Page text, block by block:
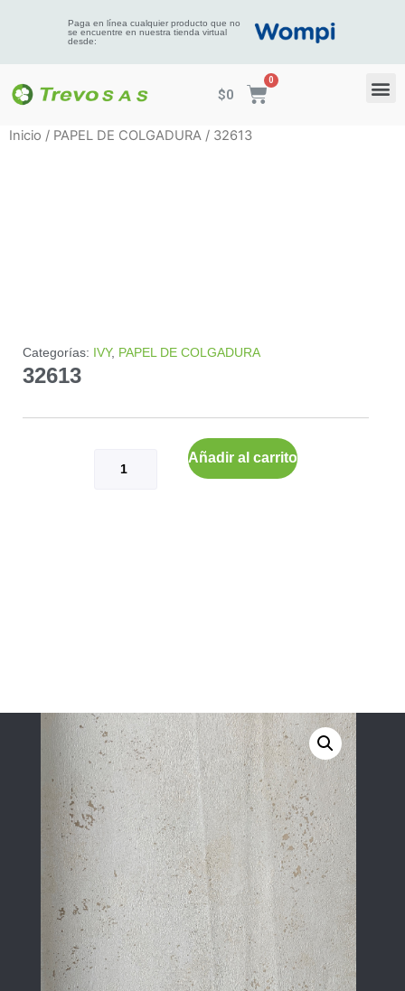
Paga en línea cualquier producto que no
se encuentre en nuestra tienda virtual
desde:
$0
Inicio / PAPEL DE COLGADURA / 32613
Categorías: IVY, PAPEL DE COLGADURA
32613
Añadir al carrito